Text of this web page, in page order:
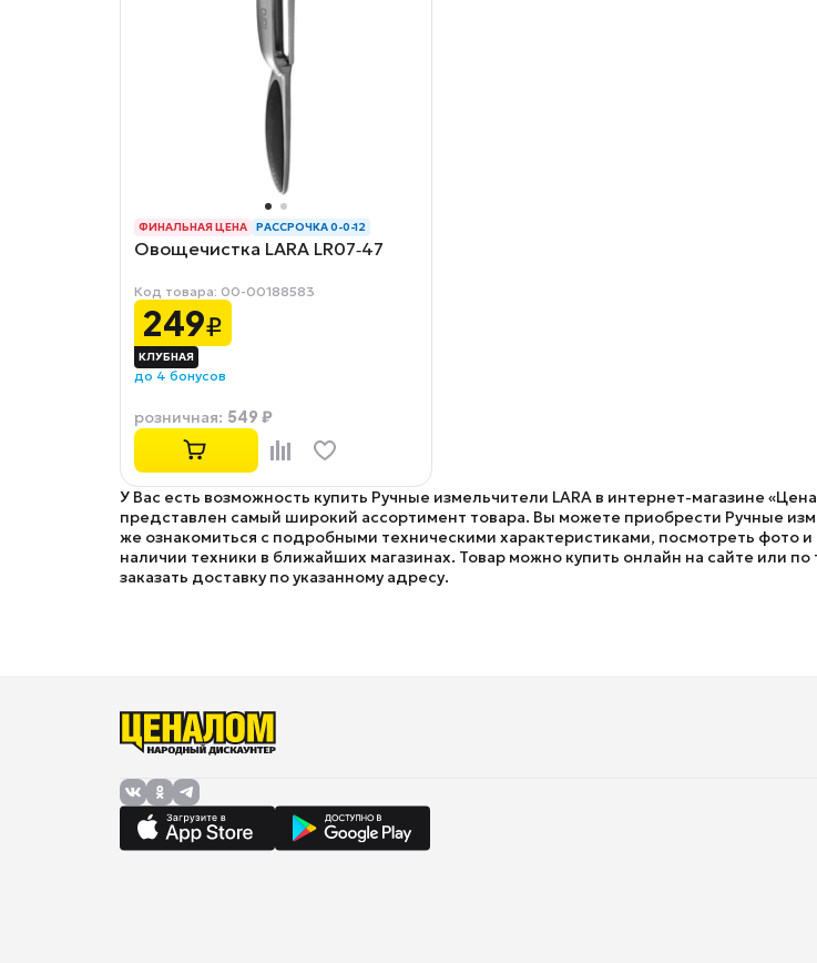
ФИНАЛЬНАЯ ЦЕНА РАССРОЧКА 0-0-12
Овощечистка LARA LR07‑47
Код товара: 00-00188583
249₽
до 4 бонусов
розничная: 549 ₽
У Вас есть возможность купить Ручные измельчители LARA в интернет-магазине
представлен самый широкий ассортимент товара. Вы можете приобрести Ручные
же ознакомиться с подробными техническими характеристиками, посмотреть фото
наличии техники в ближайших магазинах. Товар можно купить онлайн на сайте или
заказать доставку по указанному адресу.